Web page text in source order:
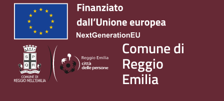
Comune di
Reggio
Emilia